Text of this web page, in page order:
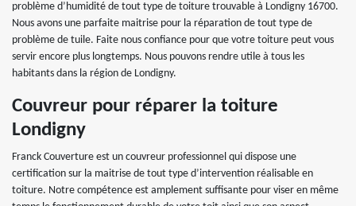
problème d’humidité de tout type de toiture trouvable à Londigny 16700.
Nous avons une parfaite maitrise pour la réparation de tout type de
problème de tuile. Faite nous confiance pour que votre toiture peut vous
servir encore plus longtemps. Nous pouvons rendre utile à tous les
habitants dans la région de Londigny.
Couvreur pour réparer la toiture
Londigny
Franck Couverture est un couvreur professionnel qui dispose une
certification sur la maitrise de tout type d’intervention réalisable en
toiture. Notre compétence est amplement suffisante pour viser en même